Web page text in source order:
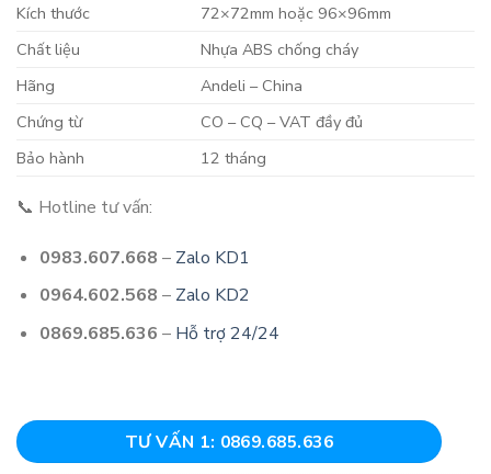
Kích thước
72×72mm hoặc 96×96mm
Chất liệu
Nhựa ABS chống cháy
Hãng
Andeli – China
Chứng từ
CO – CQ – VAT đầy đủ
Bảo hành
12 tháng
📞 Hotline tư vấn:
0983.607.668 – Zalo KD1
0964.602.568 – Zalo KD2
0869.685.636 – Hỗ trợ 24/24
TƯ VẤN 1: 0869.685.636